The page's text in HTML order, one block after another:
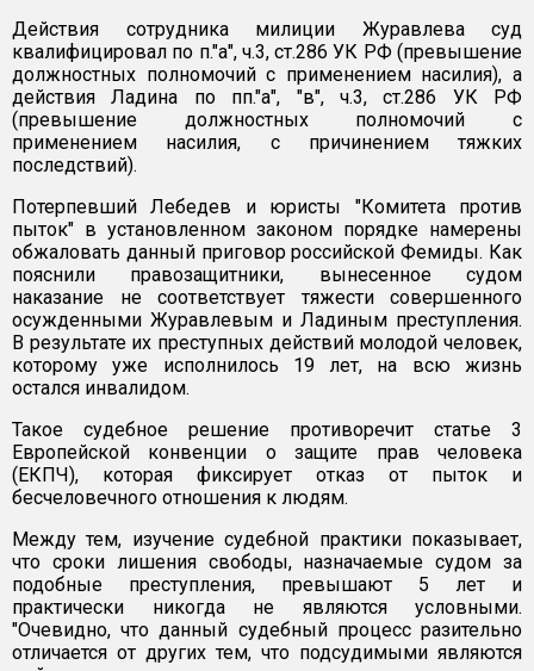
Действия сотрудника милиции Журавлева суд
квалифицировал по п."а", ч.3, ст.286 УК РФ (превышение
должностных полномочий с применением насилия), а
действия Ладина по пп."а", "в", ч.3, ст.286 УК РФ
(превышение должностных полномочий с
применением насилия, с причинением тяжких
последствий).
Потерпевший Лебедев и юристы "Комитета против
пыток" в установленном законом порядке намерены
обжаловать данный приговор российской Фемиды. Как
пояснили правозащитники, вынесенное судом
наказание не соответствует тяжести совершенного
осужденными Журавлевым и Ладиным преступления.
В результате их преступных действий молодой человек,
которому уже исполнилось 19 лет, на всю жизнь
остался инвалидом.
Такое судебное решение противоречит статье 3
Европейской конвенции о защите прав человека
(ЕКПЧ), которая фиксирует отказ от пыток и
бесчеловечного отношения к людям.
Между тем, изучение судебной практики показывает,
что сроки лишения свободы, назначаемые судом за
подобные преступления, превышают 5 лет и
практически никогда не являются условными.
"Очевидно, что данный судебный процесс разительно
отличается от других тем, что подсудимыми являются